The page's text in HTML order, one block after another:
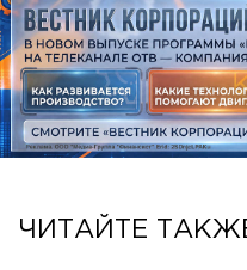
ЧИТАЙТЕ